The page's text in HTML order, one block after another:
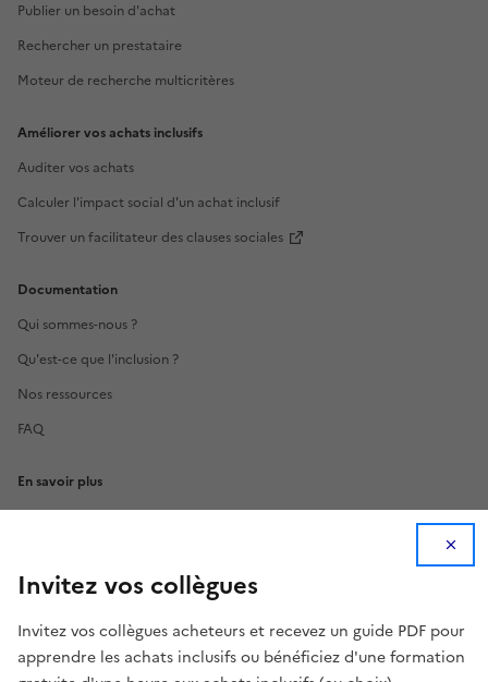
Invitez vos collègues
Invitez vos collègues acheteurs et recevez un guide PDF pour
apprendre les achats inclusifs ou bénéficiez d'une formation
Publier un besoin d'achat
Rechercher un prestataire
Moteur de recherche multicritères
Améliorer vos achats inclusifs
Auditer vos achats
Calculer l'impact social d'un achat inclusif
Trouver un facilitateur des clauses sociales
Documentation
Qui sommes-nous ?
Qu'est-ce que l'inclusion ?
Nos ressources
FAQ
En savoir plus
Code source
Statistiques